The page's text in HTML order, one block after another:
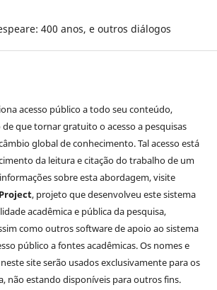
400 anos, e outros diálogos
acesso público a todo seu conteúdo,
que tornar gratuito o acesso a pesquisas
global de conhecimento. Tal acesso está
da leitura e citação do trabalho de um
sobre esta abordagem, visite
, projeto que desenvolveu este sistema
acadêmica e pública da pesquisa,
como outros software de apoio ao sistema
público a fontes acadêmicas. Os nomes e
site serão usados exclusivamente para os
não estando disponíveis para outros fins.